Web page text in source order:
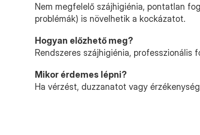
Nem megfelelő szájhigiénia, pontatlan
problémák) is növelhetik a kockázatot.
Hogyan előzhető meg?
Rendszeres szájhigiénia,
Mikor érdemes lépni?
Ha vérzést, duzzanatot vagy